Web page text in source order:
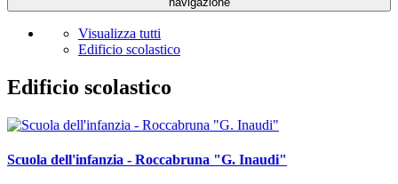
Visualizza tutti
Edificio scolastico
Edificio scolastico
Scuola dell'infanzia - Roccabruna "G. Inaudi"